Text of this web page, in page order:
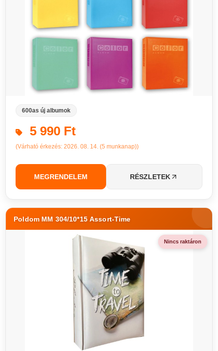
600as új albumok
5 990 Ft
(Várható érkezés: 2026. 08. 14. (5 munkanap))
MEGRENDELEM RÉSZLETEK
Poldom MM 304/10*15 Assort-Time
Nincs raktáron